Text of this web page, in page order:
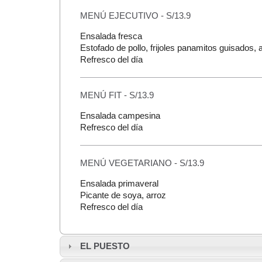
MENÚ EJECUTIVO - S/13.9
Ensalada fresca
Estofado de pollo, frijoles panamitos guisados,
Refresco del día
MENÚ FIT - S/13.9
Ensalada campesina
Refresco del día
MENÚ VEGETARIANO - S/13.9
Ensalada primaveral
Picante de soya, arroz
Refresco del día
EL PUESTO